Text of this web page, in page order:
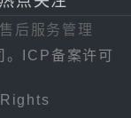
售后服务管理
。ICP备案许可